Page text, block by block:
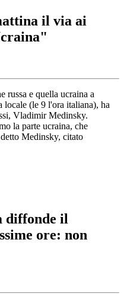
il via ai
russa e quella ucraina a
locale (le 9 l'ora italiana), ha
Vladimir Medinsky.
la parte ucraina, che
Medinsky, citato
diffonde il
ore: non